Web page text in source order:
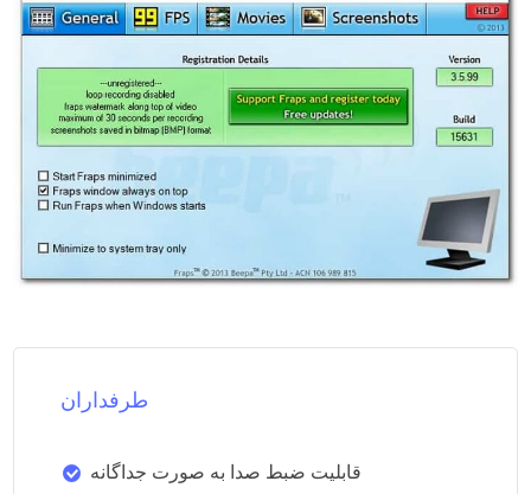
طرفداران
قابلیت ضبط صدا به صورت جداگانه